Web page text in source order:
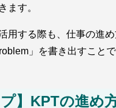
ます。
用する際も、仕事の進
」を書き出すこと
プ】KPTの進め